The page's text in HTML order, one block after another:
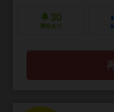
30
興味あり